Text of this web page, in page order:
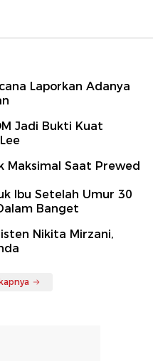
Laporkan Adanya
Jadi Bukti Kuat
Maksimal Saat Prewed
Ibu Setelah Umur 30
Banget
Nikita Mirzani,